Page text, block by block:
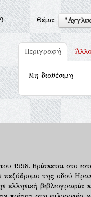
Θέμα:
Περιγραφή
Μη διαθέσιμη
1998. Βρίσκεται στο
πεζόδρομο της οδού
βιβλιογραφία